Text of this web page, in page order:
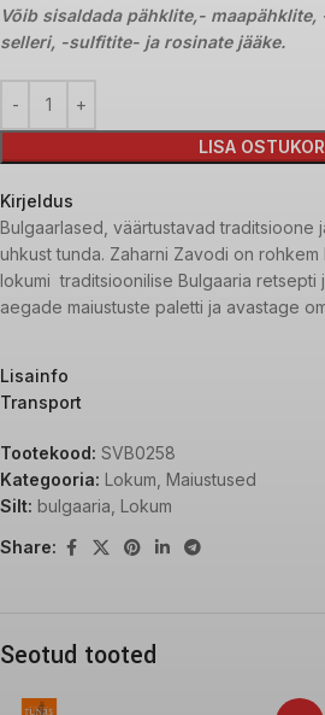
Võib sisaldada pähklite,-
selleri, -sulfitite- ja rosinate jääke.
LISA
Kirjeldus
Bulgaarlased, väärtustavad traditsioone
uhkust tunda. Zaharni Zavodi on rohkem
lokumi traditsioonilise Bulgaaria retsepti
aegade maiustuste paletti ja avastage
Lisainfo
Transport
Tootekood: SVB0258
Kategooria: Lokum Maiustused
Silt: bulgaaria Lokum
Share:
Seotud tooted